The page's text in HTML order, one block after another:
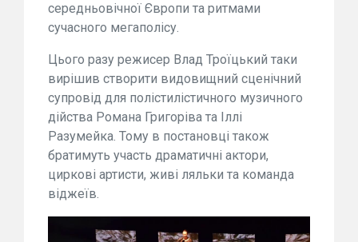
середньовічної Європи та ритмами
сучасного мегаполісу.
Цього разу режисер Влад Троїцький таки
вирішив створити видовищний сценічний
супровід для полістилістичного музичного
дійства Романа Григоріва та Іллі
Разумейка. Тому в постановці також
братимуть участь драматичні актори,
циркові артисти, живі ляльки та команда
віджеїв.